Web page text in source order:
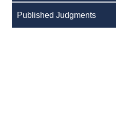
Published Judgments